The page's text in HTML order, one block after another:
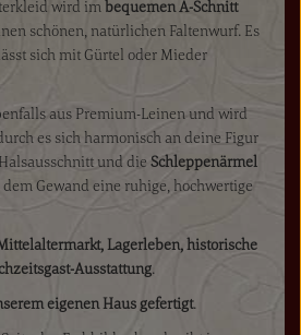
wird im bequemen A-Schnitt
schönen, natürlichen Faltenwurf. Es
sich mit Gürtel oder Mieder
aus Premium-Leinen und wird
es sich harmonisch an deine Figur
und die Schleppenärmel
Gewand eine ruhige, hochwertige
Lagerleben, historische
Ausstattung.
eigenen Haus gefertigt.